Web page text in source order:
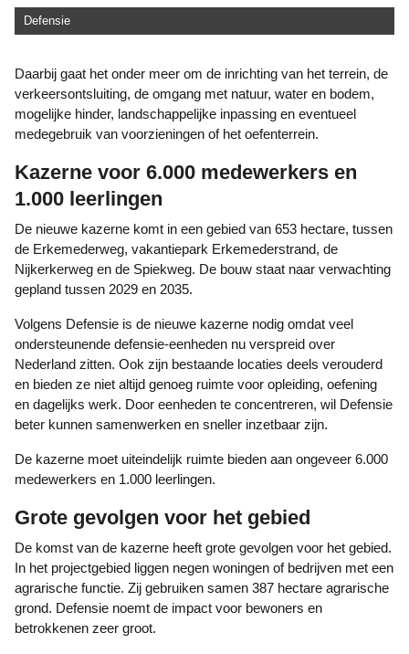
Defensie
Daarbij gaat het onder meer om de inrichting van het terrein, de
verkeersontsluiting, de omgang met natuur, water en bodem,
mogelijke hinder, landschappelijke inpassing en eventueel
medegebruik van voorzieningen of het oefenterrein.
Kazerne voor 6.000 medewerkers en
1.000 leerlingen
De nieuwe kazerne komt in een gebied van 653 hectare, tussen
de Erkemederweg, vakantiepark Erkemederstrand, de
Nijkerkerweg en de Spiekweg. De bouw staat naar verwachting
gepland tussen 2029 en 2035.
Volgens Defensie is de nieuwe kazerne nodig omdat veel
ondersteunende defensie-eenheden nu verspreid over
Nederland zitten. Ook zijn bestaande locaties deels verouderd
en bieden ze niet altijd genoeg ruimte voor opleiding, oefening
en dagelijks werk. Door eenheden te concentreren, wil Defensie
beter kunnen samenwerken en sneller inzetbaar zijn.
De kazerne moet uiteindelijk ruimte bieden aan ongeveer 6.000
medewerkers en 1.000 leerlingen.
Grote gevolgen voor het gebied
De komst van de kazerne heeft grote gevolgen voor het gebied.
In het projectgebied liggen negen woningen of bedrijven met een
agrarische functie. Zij gebruiken samen 387 hectare agrarische
grond. Defensie noemt de impact voor bewoners en
betrokkenen zeer groot.